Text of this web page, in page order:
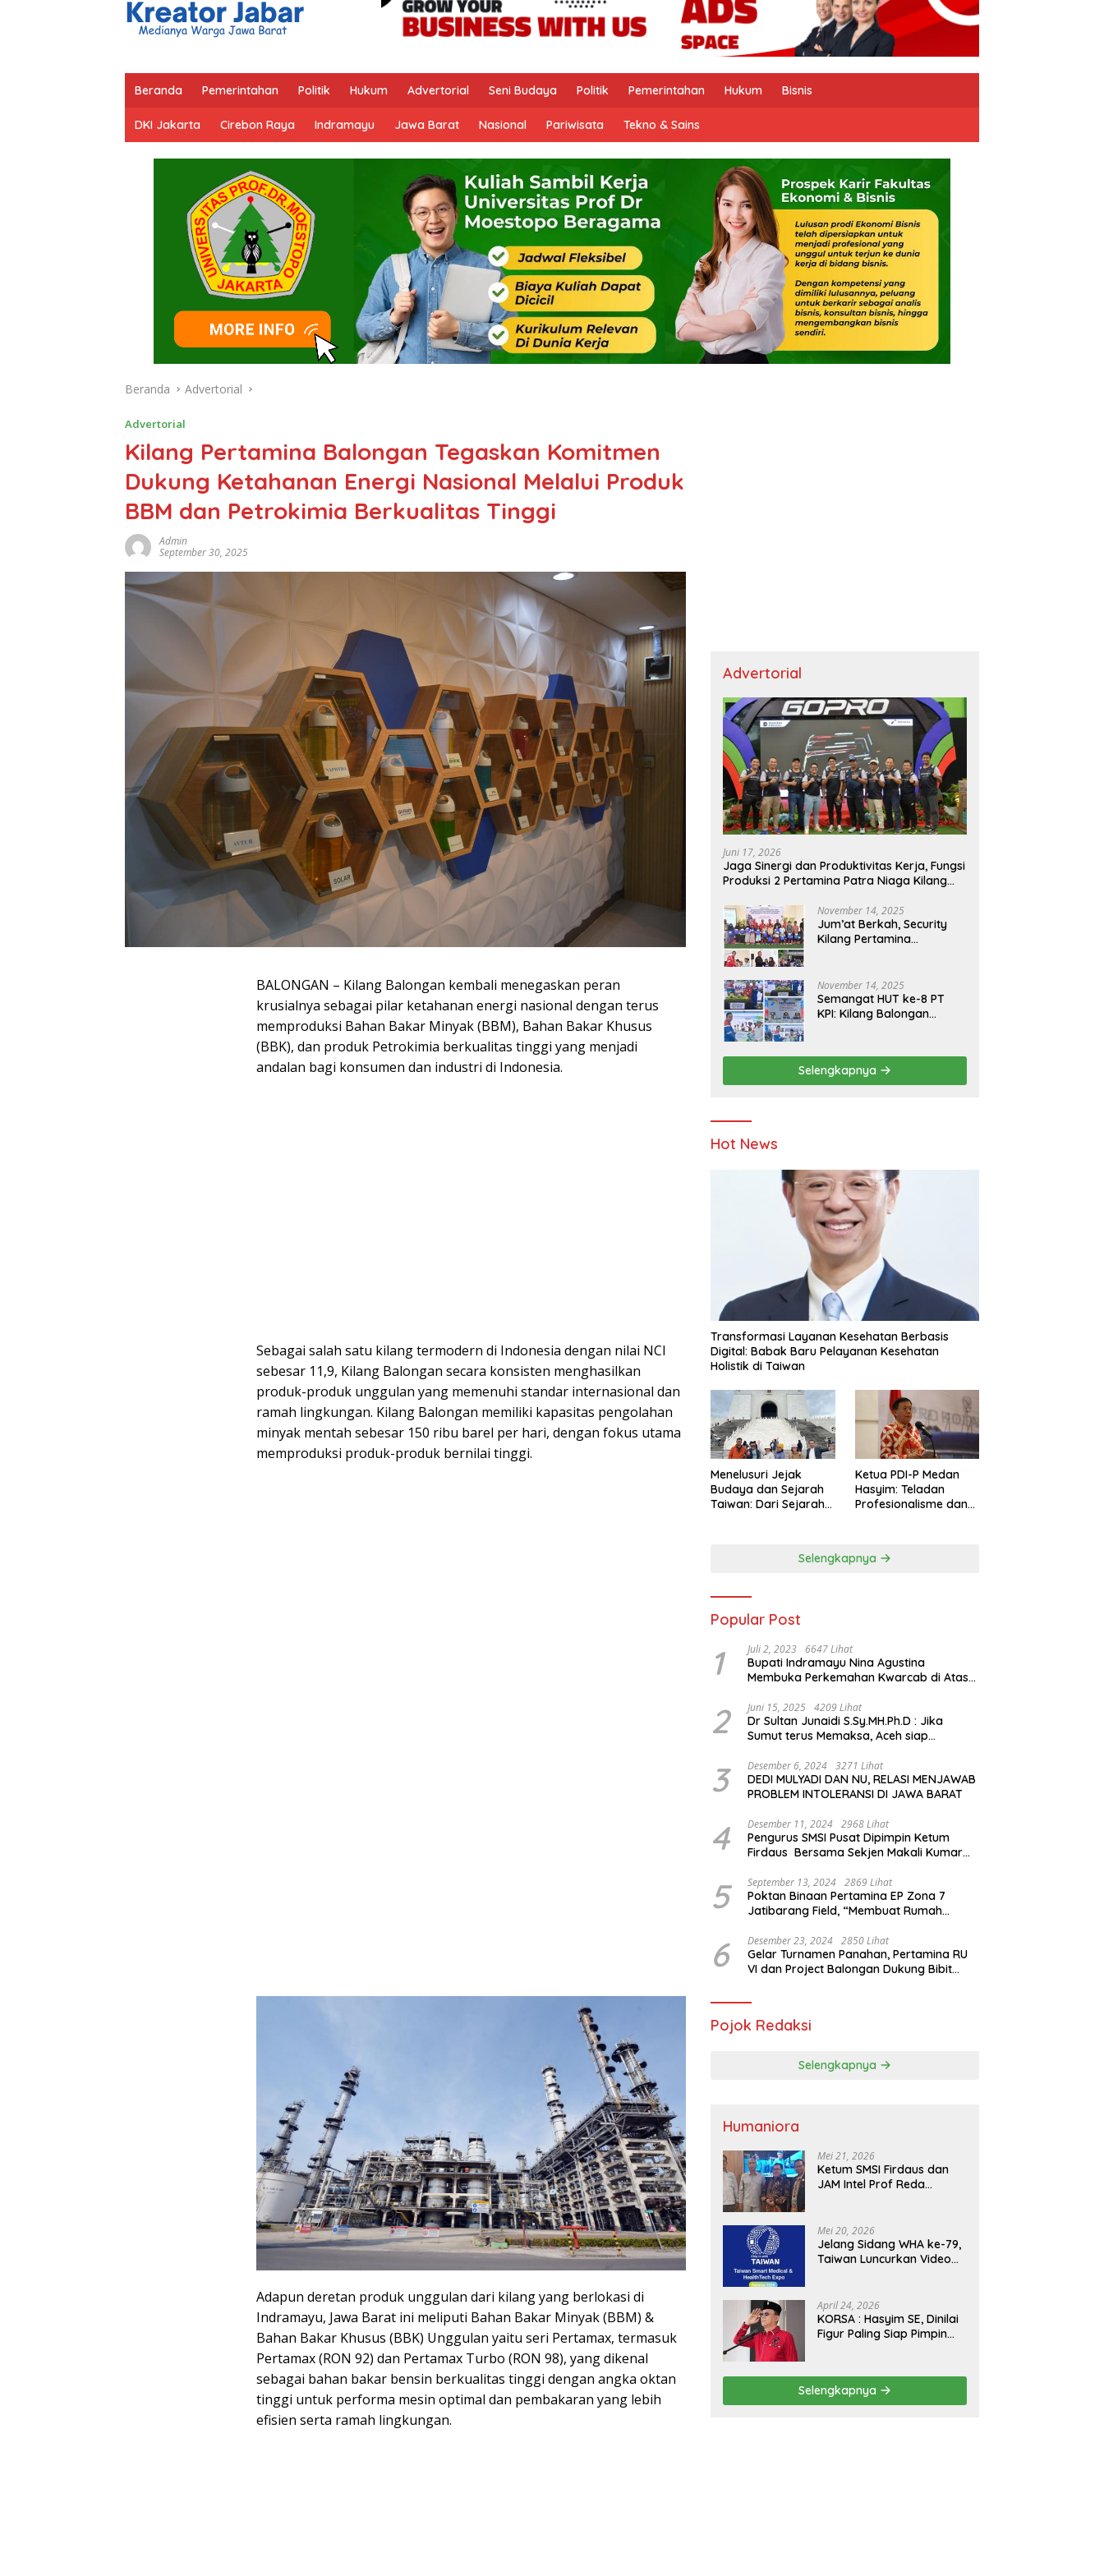
Beranda Pemerintahan Politik Hukum Advertorial Seni Budaya Politik Pemerintahan Hukum Bisnis
DKI Jakarta Cirebon Raya Indramayu Jawa Barat Nasional Pariwisata Tekno & Sains
Beranda Advertorial
Advertorial
Kilang Pertamina Balongan Tegaskan Komitmen
Dukung Ketahanan Energi Nasional Melalui Produk
BBM dan Petrokimia Berkualitas Tinggi
Admin
September 30, 2025
BALONGAN – Kilang Balongan kembali menegaskan peran
krusialnya sebagai pilar ketahanan energi nasional dengan terus
memproduksi Bahan Bakar Minyak (BBM), Bahan Bakar Khusus
(BBK), dan produk Petrokimia berkualitas tinggi yang menjadi
andalan bagi konsumen dan industri di Indonesia.
Sebagai salah satu kilang termodern di Indonesia dengan nilai NCI
sebesar 11,9, Kilang Balongan secara konsisten menghasilkan
produk-produk unggulan yang memenuhi standar internasional dan
ramah lingkungan. Kilang Balongan memiliki kapasitas pengolahan
minyak mentah sebesar 150 ribu barel per hari, dengan fokus utama
memproduksi produk-produk bernilai tinggi.
Adapun deretan produk unggulan dari kilang yang berlokasi di
Indramayu, Jawa Barat ini meliputi Bahan Bakar Minyak (BBM) &
Bahan Bakar Khusus (BBK) Unggulan yaitu seri Pertamax, termasuk
Pertamax (RON 92) dan Pertamax Turbo (RON 98), yang dikenal
sebagai bahan bakar bensin berkualitas tinggi dengan angka oktan
tinggi untuk performa mesin optimal dan pembakaran yang lebih
efisien serta ramah lingkungan.
Advertorial
Juni 17, 2026
Jaga Sinergi dan Produktivitas Kerja, Fungsi
Produksi 2 Pertamina Patra Niaga Kilang
November 14, 2025
Jum’at Berkah, Security
Kilang Pertamina
November 14, 2025
Semangat HUT ke-8 PT
KPI: Kilang Balongan
Berbagi Bersama
Penyandang Disabilitas
dan Yayasan Pendidikan
Selengkapnya
Hot News
Transformasi Layanan Kesehatan Berbasis
Digital: Babak Baru Pelayanan Kesehatan
Holistik di Taiwan
Menelusuri Jejak
Budaya dan Sejarah
Taiwan: Dari Sejarah
Sejarah Chiang Kai-
Ketua PDI-P Medan
Hasyim: Teladan
Profesionalisme dan
Selengkapnya
Popular Post
1 Juli 2, 2023 6647 Lihat
Bupati Indramayu Nina Agustina
Membuka Perkemahan Kwarcab di Atas
2 Juni 15, 2025 4209 Lihat
Dr Sultan Junaidi S.Sy.MH.Ph.D : Jika
Sumut terus Memaksa, Aceh siap
Internasional
3 Desember 6, 2024 3271 Lihat
DEDI MULYADI DAN NU, RELASI MENJAWAB
PROBLEM INTOLERANSI DI JAWA BARAT
4 Desember 11, 2024 2968 Lihat
Pengurus SMSI Pusat Dipimpin Ketum
Firdaus Bersama Sekjen Makali Kumar
Yusuf
5 September 13, 2024 2869 Lihat
Poktan Binaan Pertamina EP Zona 7
Jatibarang Field, “Membuat Rumah
Tikus
6 Desember 23, 2024 2850 Lihat
Gelar Turnamen Panahan, Pertamina RU
VI dan Project Balongan Dukung Bibit
Pojok Redaksi
Selengkapnya
Humaniora
Mei 21, 2026
Ketum SMSI Firdaus dan
JAM Intel Prof Reda
SMSI Sukseskan Jaga
Desa dan Jaga Dapur
MBG, Perkuat Pengawasan
Mei 20, 2026
Jelang Sidang WHA ke-79,
Taiwan Luncurkan Video
Inovasi Kesehatan Global
April 24, 2026
KORSA : Hasyim SE, Dinilai
Figur Paling Siap Pimpin
Selengkapnya